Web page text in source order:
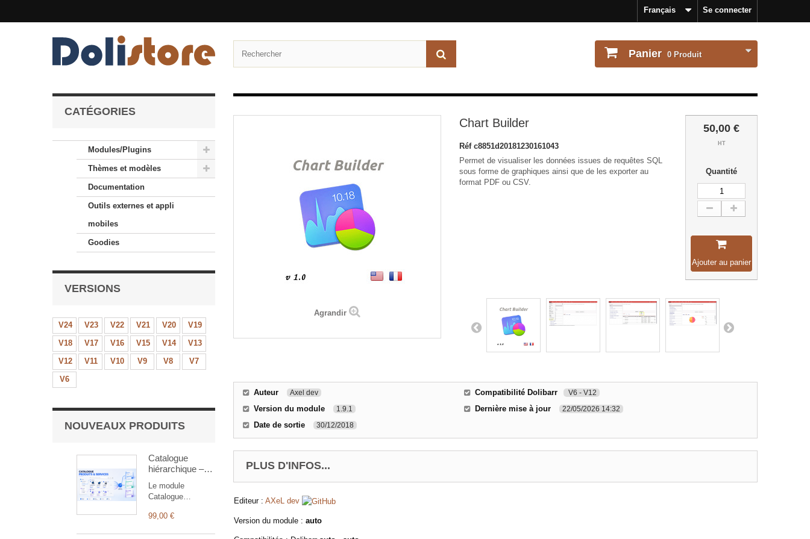
Se connecter
Français
Panier 0 Produit
CATÉGORIES
Modules/Plugins
Thèmes et modèles
Documentation
Outils externes et appli
mobiles
Goodies
VERSIONS
V24 V23 V22 V21 V20
V19
V18
V17 V16 V15 V14
V13
V12
V11 V10 V9 V8
V7
V6
NOUVEAUX PRODUITS
Catalogue
hiérarchique –
Services
Le module
Catalogue
simplifie la
99,00 €
Agrandir
Chart Builder
Réf c8851d20181230161043
Permet de visualiser les données issues de requêtes SQL
sous forme de graphiques ainsi que de les exporter au
format PDF ou CSV.
50,00 €
HT
Quantité
Ajouter au panier
Auteur Axel dev
Version du module 1.9.1
Date de sortie 30/12/2018
Compatibilité Dolibarr V6 - V12
Dernière mise à jour 22/05/2026 14:32
PLUS D'INFOS...
Editeur : AXeL dev
Version du module : auto